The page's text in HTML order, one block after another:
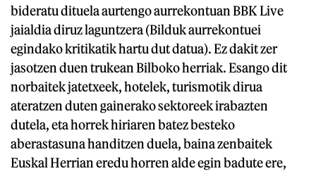
bideratu dituela aurtengo aurrekontuan BBK Live
jaialdia diruz laguntzera (Bilduk aurrekontuei
egindako kritikatik hartu dut datua). Ez dakit zer
jasotzen duen trukean Bilboko herriak. Esango dit
norbaitek jatetxeek, hotelek, turismotik dirua
ateratzen duten gainerako sektoreek irabazten
dutela, eta horrek hiriaren batez besteko
aberastasuna handitzen duela, baina zenbaitek
Euskal Herrian eredu horren alde egin badute ere,